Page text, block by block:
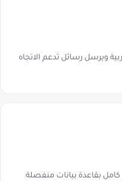
ويرسل رسائل تدعم الاتجاه
بقاعدة بيانات منفصلة